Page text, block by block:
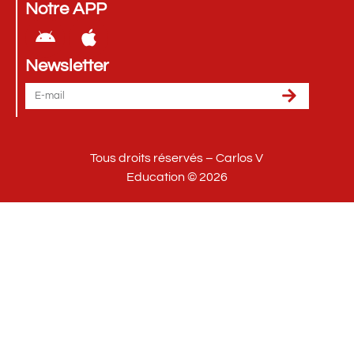
Notre APP
Newsletter
Tous droits réservés – Carlos V
Education © 2026